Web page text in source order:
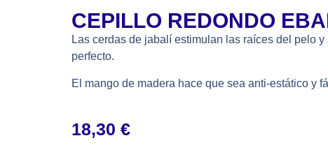
CEPILLO REDONDO
Las cerdas de jabalí estimulan las raíces del pelo
perfecto.
El mango de madera hace que sea anti-estático y
18,30 €